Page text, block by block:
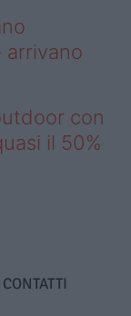
arrivano
con
il 50%
CONTATTI